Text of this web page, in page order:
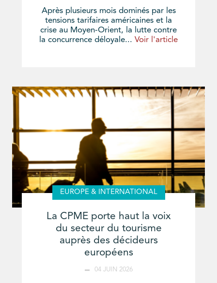
Après plusieurs mois dominés par les
tensions tarifaires américaines et la
crise au Moyen-Orient, la lutte contre
la concurrence déloyale... Voir l'article
EUROPE & INTERNATIONAL
La CPME porte haut la voix
du secteur du tourisme
auprès des décideurs
européens
04 JUIN 2026